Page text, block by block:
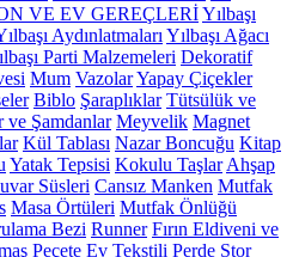
VE EV GEREÇLERİYılbaşı
Aydınlatmaları Yılbaşı Ağacı
Parti Malzemeleri Dekoratif
Mum VazolarYapay Çiçekler
Biblo Şaraplıklar Tütsülük ve
Şamdanlar Meyvelik Magnet
Kül Tablası Nazar Boncuğu Kitap
Yatak Tepsisi Kokulu Taşlar Ahşap
Süsleri Cansız Manken Mutfak
Masa Örtüleri Mutfak Önlüğü
Bezi Runner Fırın Eldiveni ve
Peçete Ev Tekstili Perde Stor